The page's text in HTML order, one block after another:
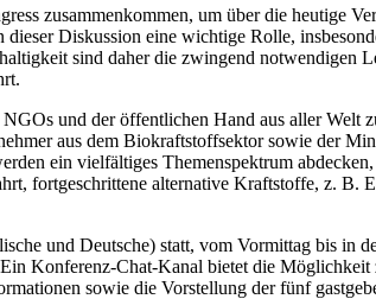
zusammenkommen, um über die heutige
Diskussion eine wichtige Rolle,
sind daher die zwingend notwendigen
und der öffentlichen Hand aus aller
aus dem Biokraftstoffsektor sowie der
ein vielfältiges Themenspektrum
fortgeschrittene alternative Kraftstoffe, z. B.
und Deutsche) statt, vom Vormittag bis in
Konferenz-Chat-Kanal bietet die
sowie die Vorstellung der fünf